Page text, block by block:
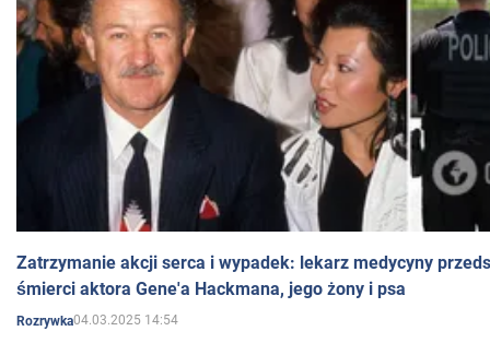
Zatrzymanie akcji serca i wypadek: lekarz medycyny
śmierci aktora Gene'a Hackmana, jego żony i psa
Rozrywka04.03.2025 14:54